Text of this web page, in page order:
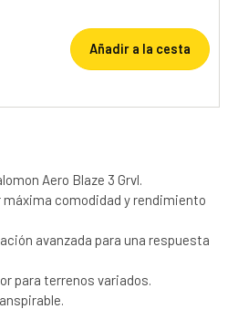
Añadir a la cesta
Aero Blaze 3 Grvl.
comodidad y rendimiento
avanzada para una respuesta
para terrenos variados.